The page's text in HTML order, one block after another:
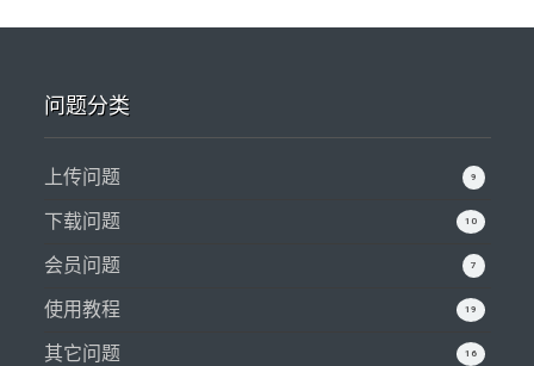
问题分类
9
上传问题
10
下载问题
7
会员问题
19
使用教程
16
其它问题